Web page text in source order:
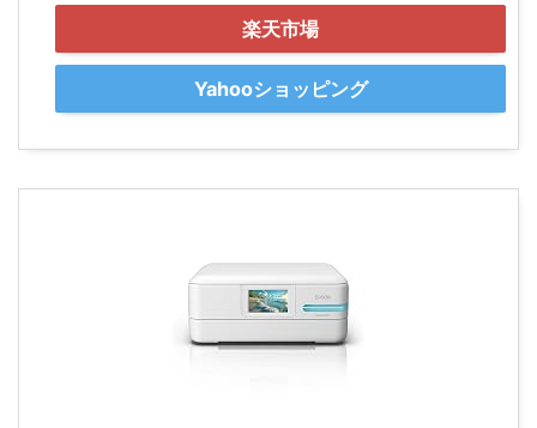
楽天市場
Yahooショッピング